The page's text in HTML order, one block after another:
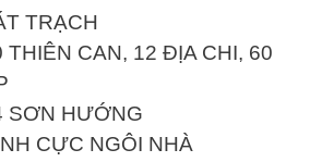
TRẠCH
THIÊN CAN, 12 ĐỊA CHI, 60
SƠN HƯỚNG
CỰC NGÔI NHÀ